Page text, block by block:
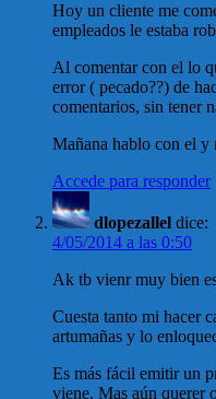
Hoy un cliente me
empleados le estaba
Al comentar con el lo
error ( pecado??) de
comentarios, sin tener
Mañana hablo con el y
Accede para responder
dlopezallel dice:
4/05/2014 a las 0:50
Ak tb vienr muy bien
Cuesta tanto mi hacer
artumañas y lo
Es más fácil emitir un
viene. Mas aún querer